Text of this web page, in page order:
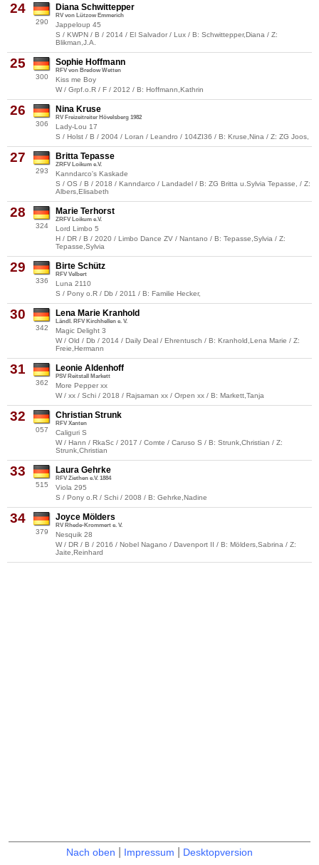
24
290
Diana Schwittepper
RV von Lützow Emmerich
Jappeloup 45
S / KWPN / B / 2014 / El Salvador / Lux / B: Schwittepper,Diana / Z:
Blikman,J.A.
25
300
Sophie Hoffmann
RFV von Bredow Wetten
Kiss me Boy
W / Grpf.o.R / F / 2012 / B: Hoffmann,Kathrin
26
306
Nina Kruse
RV Freizeitreiter Hövelsberg 1982
Lady-Lou 17
S / Holst / B / 2004 / Loran / Leandro / 104ZI36 / B: Kruse,Nina / Z: ZG Joos,
27
293
Britta Tepasse
ZRFV Loikum e.V.
Kanndarco's Kaskade
S / OS / B / 2018 / Kanndarco / Landadel / B: ZG Britta u.Sylvia Tepasse, / Z:
Albers,Elisabeth
28
324
Marie Terhorst
ZRFV Loikum e.V.
Lord Limbo 5
H / DR / B / 2020 / Limbo Dance ZV / Nantano / B: Tepasse,Sylvia / Z:
Tepasse,Sylvia
29
336
Birte Schütz
RFV Velbert
Luna 2110
S / Pony o.R / Db / 2011 / B: Familie Hecker,
30
342
Lena Marie Kranhold
Ländl. RFV Kirchhellen e. V.
Magic Delight 3
W / Old / Db / 2014 / Daily Deal / Ehrentusch / B: Kranhold,Lena Marie / Z:
Freie,Hermann
31
362
Leonie Aldenhoff
PSV Reitstall Markett
More Pepper xx
W / xx / Schi / 2018 / Rajsaman xx / Orpen xx / B: Markett,Tanja
32
057
Christian Strunk
RFV Xanten
Caliguri S
W / Hann / RkaSc / 2017 / Comte / Caruso S / B: Strunk,Christian / Z:
Strunk,Christian
33
515
Laura Gehrke
RFV Ziethen e.V. 1884
Viola 295
S / Pony o.R / Schi / 2008 / B: Gehrke,Nadine
34
379
Joyce Mölders
RV Rhede-Krommert e. V.
Nesquik 28
W / DR / B / 2016 / Nobel Nagano / Davenport II / B: Mölders,Sabrina / Z:
Jaite,Reinhard
Nach oben Impressum Desktopversion